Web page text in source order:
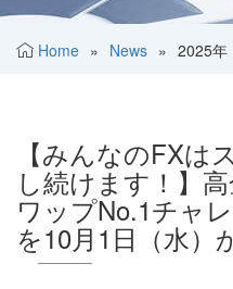
Home » News » 2025年
【みんなのFXは
し続けます！】
ワップNo.1チャ
を10月1日（水）